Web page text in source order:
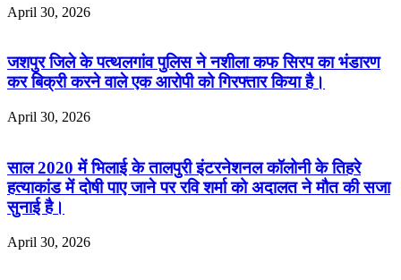
April 30, 2026
जशपुर जिले के पत्थलगांव पुलिस ने नशीला कफ सिरप का भंडारण
कर बिक्री करने वाले एक आरोपी को गिरफ्तार किया है।
April 30, 2026
साल 2020 में भिलाई के तालपुरी इंटरनेशनल कॉलोनी के तिहरे
हत्याकांड में दोषी पाए जाने पर रवि शर्मा को अदालत ने मौत की सजा
सुनाई है।
April 30, 2026